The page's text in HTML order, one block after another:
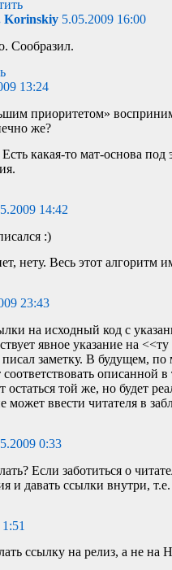
Korinskiy 5.05.2009 16:00
Сообразил.
13:24
приоритетом»
же?
какая-то мат-основа
14:42
:)
нету. Весь этот алгоритм
23:43
на исходный код с
явное указание на
заметку. В будущем,
соответствовать описанной
той же, но будет
может ввести читателя в
0:33
Если заботиться о
и давать ссылки внутри,
ссылку на релиз, а не на